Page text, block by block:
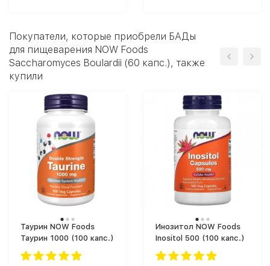
Покупатели, которые приобрели БАДы
для пищеварения NOW Foods
Saccharomyces Boulardii (60 капс.), также
купили
Таурин NOW Foods
Таурин 1000 (100 капс.)
Инозитол NOW Foods
Inositol 500 (100 капс.)